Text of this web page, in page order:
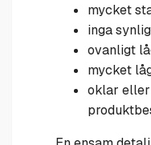
mycket
inga
ovanligt
mycket
oklar